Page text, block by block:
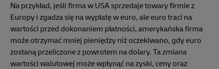
Na przykład, jeśli firma w USA sprzedaje towary firmie z
Europy i zgadza się na wypłatę w euro, ale euro traci na
wartości przed dokonaniem płatności, amerykańska firma
może otrzymać mniej pieniędzy niż oczekiwano, gdy euro
zostaną przeliczone z powrotem na dolary. Ta zmiana
wartości walutowej może wpłynąć na zyski, ceny oraz